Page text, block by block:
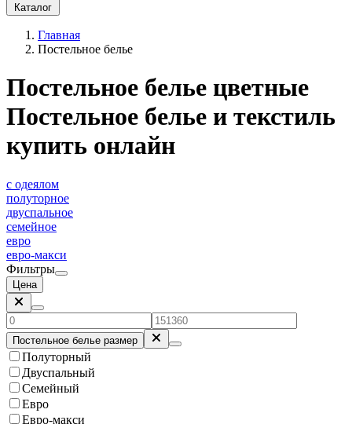
Каталог
Главная
Постельное белье
Постельное белье цветные
Постельное белье и текстиль
купить онлайн
с одеялом
полуторное
двуспальное
семейное
евро
евро-макси
Фильтры
Цена
Постельное белье размер
Полуторный
Двуспальный
Семейный
Евро
Евро-макси